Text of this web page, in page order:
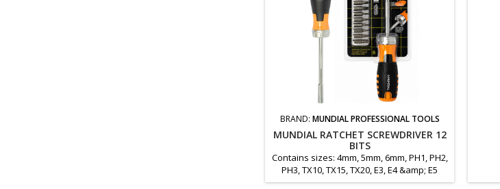
BRAND: MUNDIAL PROFESSIONAL TOOLS
MUNDIAL RATCHET SCREWDRIVER 12
BITS
Contains sizes: 4mm, 5mm, 6mm, PH1, PH2,
PH3, TX10, TX15, TX20, E3, E4 &amp; E5